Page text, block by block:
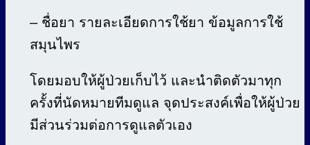
– ชื่อยา รายละเอียดการใช้ยา ข้อมูลการใช้
สมุนไพร
โดยมอบให้ผู้ป่วยเก็บไว้ และนำติดตัวมาทุก
ครั้งที่นัดหมายทีมดูแล จุดประสงค์เพื่อให้ผู้ป่วย
มีส่วนร่วมต่อการดูแลตัวเอง